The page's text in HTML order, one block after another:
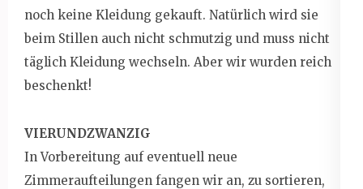
noch keine Kleidung gekauft. Natürlich wird sie
beim Stillen auch nicht schmutzig und muss nicht
täglich Kleidung wechseln. Aber wir wurden reich
beschenkt!
VIERUNDZWANZIG
In Vorbereitung auf eventuell neue
Zimmeraufteilungen fangen wir an, zu sortieren,